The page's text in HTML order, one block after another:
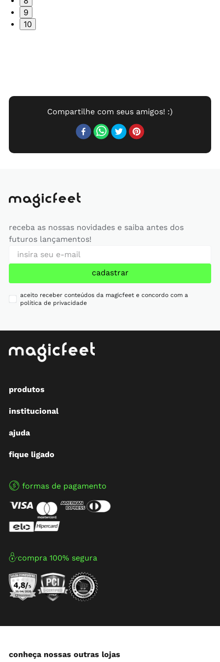
9
10
receba as nossas novidades e saiba antes dos
futuros lançamentos!
cadastrar
aceito receber conteúdos da magicfeet e concordo com a
política de privacidade
produtos
institucional
ajuda
fique ligado
formas de pagamento
compra 100% segura
conheça nossas outras lojas